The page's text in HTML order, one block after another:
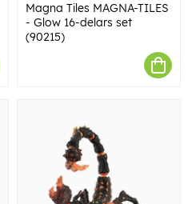
Magna Tiles MAGNA-TILES
- Glow 16-delars set
(90215)